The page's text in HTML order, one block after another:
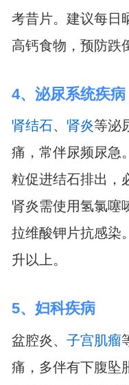
考昔片。建议每日
高钙食物，预防跌
4、泌尿系统疾病
肾结石、 肾炎等泌
痛，常伴尿频尿急
粒促进结石排出，
肾炎需使用氢氯噻
拉维酸钾片抗感染
升以上。
5、妇科疾病
盆腔炎、 子宫肌瘤
痛，多伴有下腹坠